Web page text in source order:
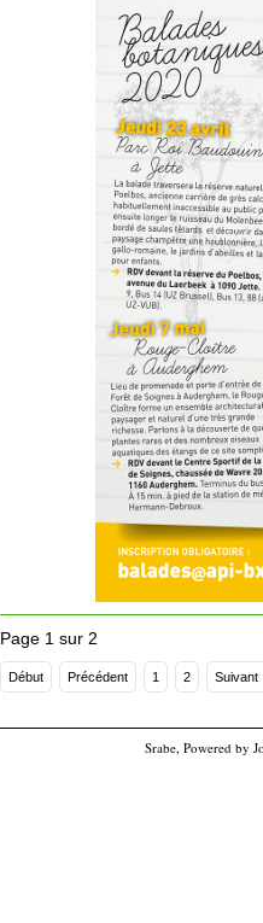
Page 1 sur 2
Début Précédent 1 2 Suivant
Srabe, Powered by